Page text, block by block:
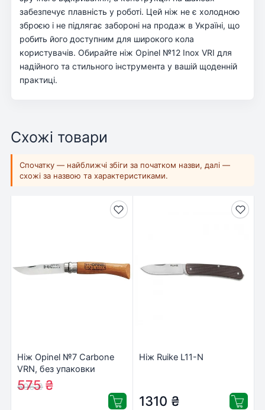
забезпечує плавність у роботі. Цей ніж не є холодною
зброєю і не підлягає забороні на продаж в Україні, що
робить його доступним для широкого кола
користувачів. Обирайте ніж Opinel №12 Inox VRI для
надійного та стильного інструмента у вашій щоденній
практиці.
Схожі товари
Спочатку — найближчі збіги за початком назви, далі —
схожі за назвою та характеристиками.
Ніж Opinel №7 Carbone
VRN, без упаковки
(113070)
606₴
575₴
Ніж Ruike L11-N
1310 ₴